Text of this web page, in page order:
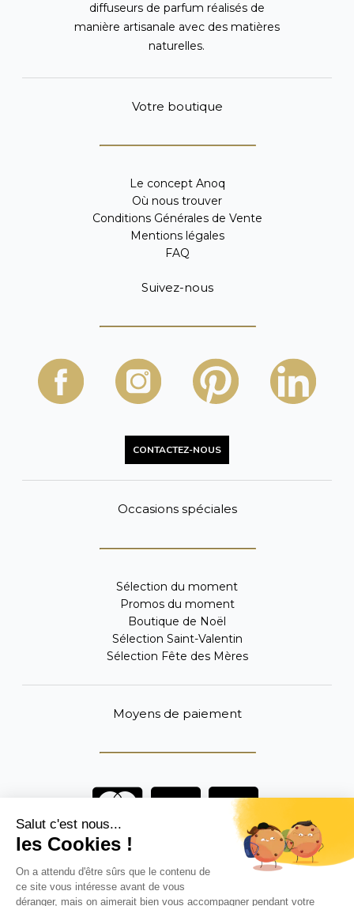
diffuseurs de parfum réalisés de
manière artisanale avec des matières
naturelles.
Votre boutique
Le concept Anoq
Où nous trouver
Conditions Générales de Vente
Mentions légales
FAQ
Suivez-nous
CONTACTEZ-NOUS
Occasions spéciales
Sélection du moment
Promos du moment
Boutique de Noël
Sélection Saint-Valentin
Sélection Fête des Mères
Moyens de paiement
Vous êtes un professionnel ?